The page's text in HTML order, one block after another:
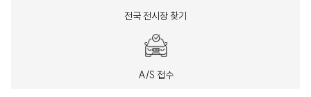
전국 전시장 찾기
A/S 접수